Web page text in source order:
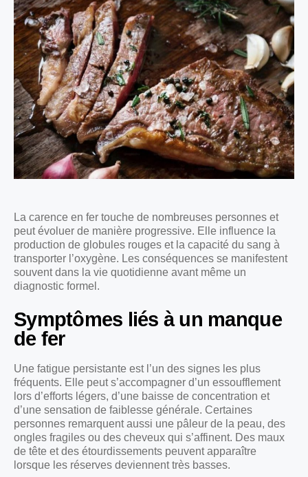
La carence en fer touche de nombreuses personnes et
peut évoluer de manière progressive. Elle influence la
production de globules rouges et la capacité du sang à
transporter l’oxygène. Les conséquences se manifestent
souvent dans la vie quotidienne avant même un
diagnostic formel.
Symptômes liés à un manque
de fer
Une fatigue persistante est l’un des signes les plus
fréquents. Elle peut s’accompagner d’un essoufflement
lors d’efforts légers, d’une baisse de concentration et
d’une sensation de faiblesse générale. Certaines
personnes remarquent aussi une pâleur de la peau, des
ongles fragiles ou des cheveux qui s’affinent. Des maux
de tête et des étourdissements peuvent apparaître
lorsque les réserves deviennent très basses.